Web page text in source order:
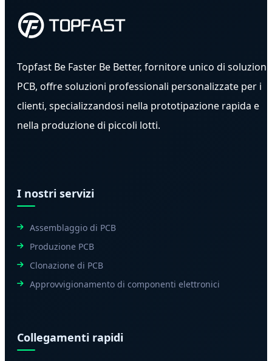
Topfast Be Faster Be Better, fornitore unico di soluzioni
PCB, offre soluzioni professionali personalizzate per i
clienti, specializzandosi nella prototipazione rapida e
nella produzione di piccoli lotti.
I nostri servizi
Assemblaggio di PCB
Produzione PCB
Clonazione di PCB
Approvvigionamento di componenti elettronici
Collegamenti rapidi